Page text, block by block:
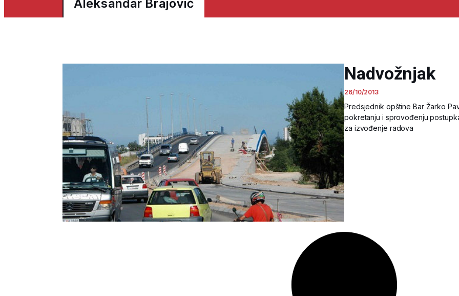
Aleksandar Brajović
Nadvožnjak
26/10/2013
Predsjednik opštine Bar Žarko
pokretanju i sprovođenju
za izvođenje radova